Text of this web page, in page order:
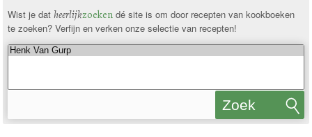
Wist je dat heerlijkzoekendé site is om door recepten van kookboeken
te zoeken? Verfijn en verken onze selectie van recepten!
Zoek